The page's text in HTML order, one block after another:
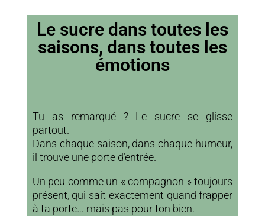
Le sucre dans toutes les
saisons, dans toutes les
émotions
Tu as remarqué ? Le sucre se glisse
partout.
Dans chaque saison, dans chaque humeur,
il trouve une porte d’entrée.
Un peu comme un « compagnon » toujours
présent, qui sait exactement quand frapper
à ta porte… mais pas pour ton bien.